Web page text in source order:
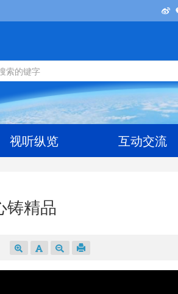
视听纵览 互动交流
铸精品